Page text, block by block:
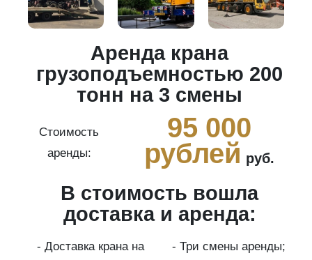
Аренда крана
грузоподъемностью 200
тонн на 3 смены
Стоимость
аренды:
95 000
рублей руб.
В стоимость вошла
доставка и аренда:
- Доставка крана на
- Три смены аренды;